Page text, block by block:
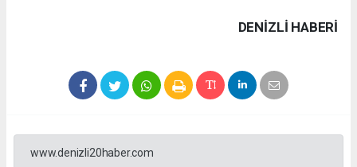
DENIZLI HABERİ
www.denizli20haber.com